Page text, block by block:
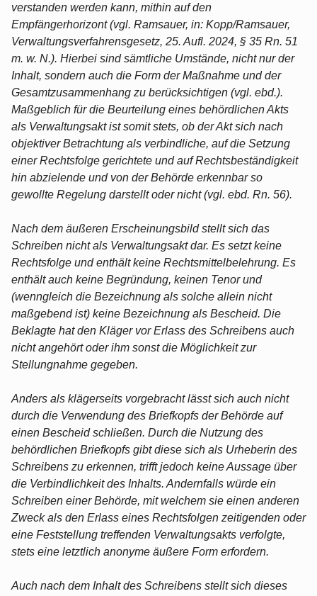
verstanden werden kann, mithin auf den
Empfängerhorizont (vgl. Ramsauer, in: Kopp/Ramsauer,
Verwaltungsverfahrensgesetz, 25. Aufl. 2024, § 35 Rn. 51
m. w. N.). Hierbei sind sämtliche Umstände, nicht nur der
Inhalt, sondern auch die Form der Maßnahme und der
Gesamtzusammenhang zu berücksichtigen (vgl. ebd.).
Maßgeblich für die Beurteilung eines behördlichen Akts
als Verwaltungsakt ist somit stets, ob der Akt sich nach
objektiver Betrachtung als verbindliche, auf die Setzung
einer Rechtsfolge gerichtete und auf Rechtsbeständigkeit
hin abzielende und von der Behörde erkennbar so
gewollte Regelung darstellt oder nicht (vgl. ebd. Rn. 56).
Nach dem äußeren Erscheinungsbild stellt sich das
Schreiben nicht als Verwaltungsakt dar. Es setzt keine
Rechtsfolge und enthält keine Rechtsmittelbelehrung. Es
enthält auch keine Begründung, keinen Tenor und
(wenngleich die Bezeichnung als solche allein nicht
maßgebend ist) keine Bezeichnung als Bescheid. Die
Beklagte hat den Kläger vor Erlass des Schreibens auch
nicht angehört oder ihm sonst die Möglichkeit zur
Stellungnahme gegeben.
Anders als klägerseits vorgebracht lässt sich auch nicht
durch die Verwendung des Briefkopfs der Behörde auf
einen Bescheid schließen. Durch die Nutzung des
behördlichen Briefkopfs gibt diese sich als Urheberin des
Schreibens zu erkennen, trifft jedoch keine Aussage über
die Verbindlichkeit des Inhalts. Andernfalls würde ein
Schreiben einer Behörde, mit welchem sie einen anderen
Zweck als den Erlass eines Rechtsfolgen zeitigenden oder
eine Feststellung treffenden Verwaltungsakts verfolgte,
stets eine letztlich anonyme äußere Form erfordern.
Auch nach dem Inhalt des Schreibens stellt sich dieses